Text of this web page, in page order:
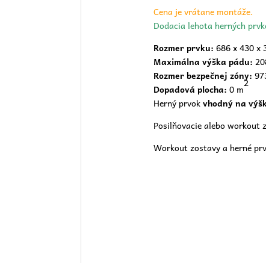
Cena je vrátane montáže.
Dodacia lehota herných
Rozmer prvku: 686 x 430 x
Maximálna výška pádu:
Rozmer bezpečnej zóny:
Dopadová plocha: 0 m
2
Herný prvokvhodný na
Posilňovacie alebo workout
Workout zostavy a herné